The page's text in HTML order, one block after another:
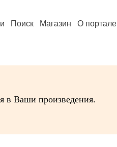
Поиск Магазин О портале
в Ваши произведения.